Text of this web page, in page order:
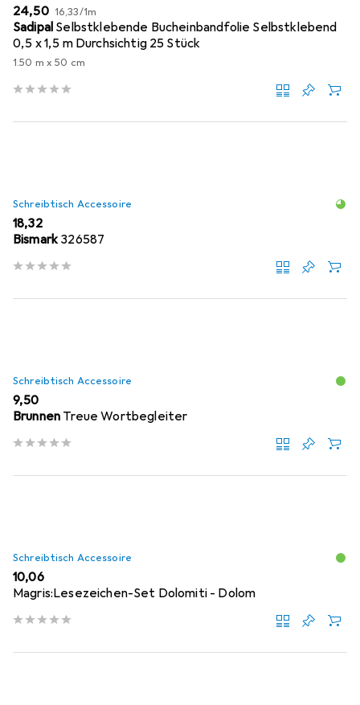
EUR
24,50 EUR
16,33/1m
Sadipal Selbstklebende Bucheinbandfolie Selbstklebend
0,5 x 1,5 m Durchsichtig 25 Stück
1.50 m x 50 cm
Schreibtisch Accessoire
EUR
18,32
Bismark326587
Schreibtisch Accessoire
EUR
9,50
Brunnen Treue Wortbegleiter
Schreibtisch Accessoire
EUR
10,06
Magris:Lesezeichen-Set Dolomiti - Dolom